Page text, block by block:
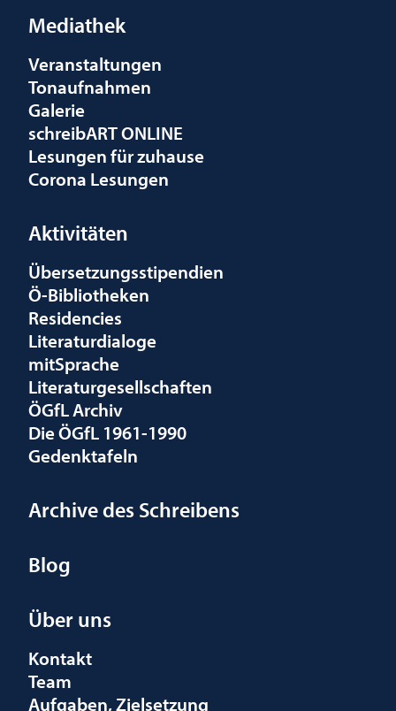
Mediathek
Veranstaltungen
Tonaufnahmen
Galerie
schreibART ONLINE
Lesungen für zuhause
Corona Lesungen
Aktivitäten
Übersetzungsstipendien
Ö-Bibliotheken
Residencies
Literaturdialoge
mitSprache
Literaturgesellschaften
ÖGfL Archiv
Die ÖGfL 1961-1990
Gedenktafeln
Archive des Schreibens
Blog
Über uns
Kontakt
Team
Aufgaben, Zielsetzung